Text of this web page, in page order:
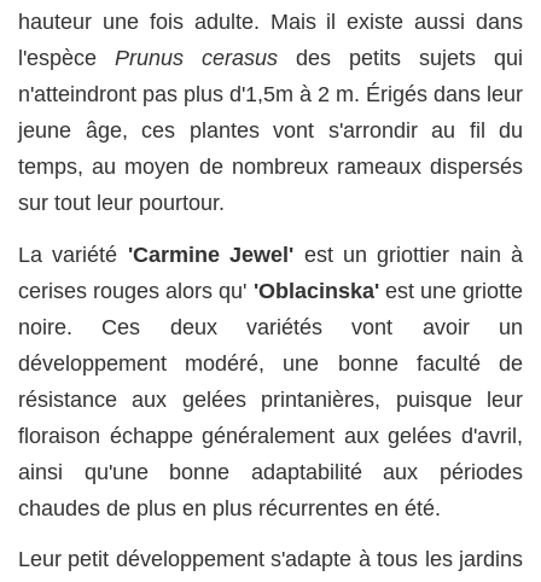
hauteur une fois adulte. Mais il existe aussi dans
l'espèce Prunus cerasus des petits sujets qui
n'atteindront pas plus d'1,5m à 2 m. Érigés dans leur
jeune âge, ces plantes vont s'arrondir au fil du
temps, au moyen de nombreux rameaux dispersés
sur tout leur pourtour.
La variété 'Carmine Jewel' est un griottier nain à
cerises rouges alors qu' 'Oblacinska'est une griotte
noire. Ces deux variétés vont avoir un
développement modéré, une bonne faculté de
résistance aux gelées printanières, puisque leur
floraison échappe généralement aux gelées d'avril,
ainsi qu'une bonne adaptabilité aux périodes
chaudes de plus en plus récurrentes en été.
Leur petit développement s'adapte à tous les jardins